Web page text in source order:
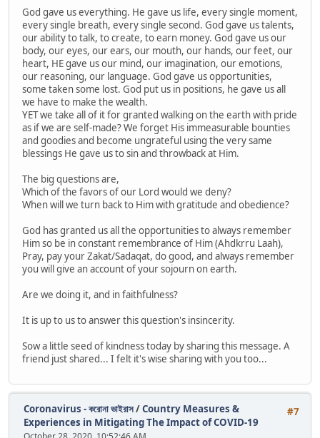
God gave us everything. He gave us life, every single moment,
every single breath, every single second. God gave us talents,
our ability to talk, to create, to earn money. God gave us our
body, our eyes, our ears, our mouth, our hands, our feet, our
heart, HE gave us our mind, our imagination, our emotions,
our reasoning, our language. God gave us opportunities,
some taken some lost. God put us in positions, he gave us all
we have to make the wealth.
YET we take all of it for granted walking on the earth with pride
as if we are self-made? We forget His immeasurable bounties
and goodies and become ungrateful using the very same
blessings He gave us to sin and throwback at Him.
The big questions are,
Which of the favors of our Lord would we deny?
When will we turn back to Him with gratitude and obedience?
God has granted us all the opportunities to always remember
Him so be in constant remembrance of Him (Ahdkrru Laah),
Pray, pay your Zakat/Sadaqat, do good, and always remember
you will give an account of your sojourn on earth.
Are we doing it, and in faithfulness?
It is up to us to answer this question's insincerity.
Sow a little seed of kindness today by sharing this message. A
friend just shared... I felt it's wise sharing with you too...
#7
Coronavirus - করোনা ভাইরাস/Country Measures &
Experiences in Mitigating The Impact of COVID-19